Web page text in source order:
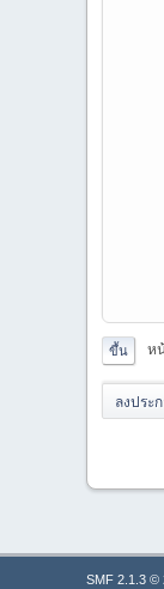
ขึ้น ห
ลงประ
SMF 2.1.3 ©